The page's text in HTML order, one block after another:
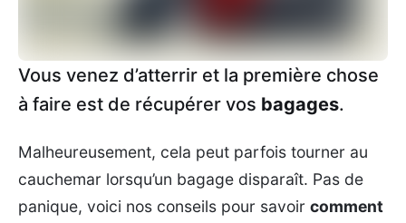
Vous venez d’atterrir et la première chose
à faire est de récupérer vos bagages.
Malheureusement, cela peut parfois tourner au
cauchemar lorsqu’un bagage disparaît. Pas de
panique, voici nos conseils pour savoir comment